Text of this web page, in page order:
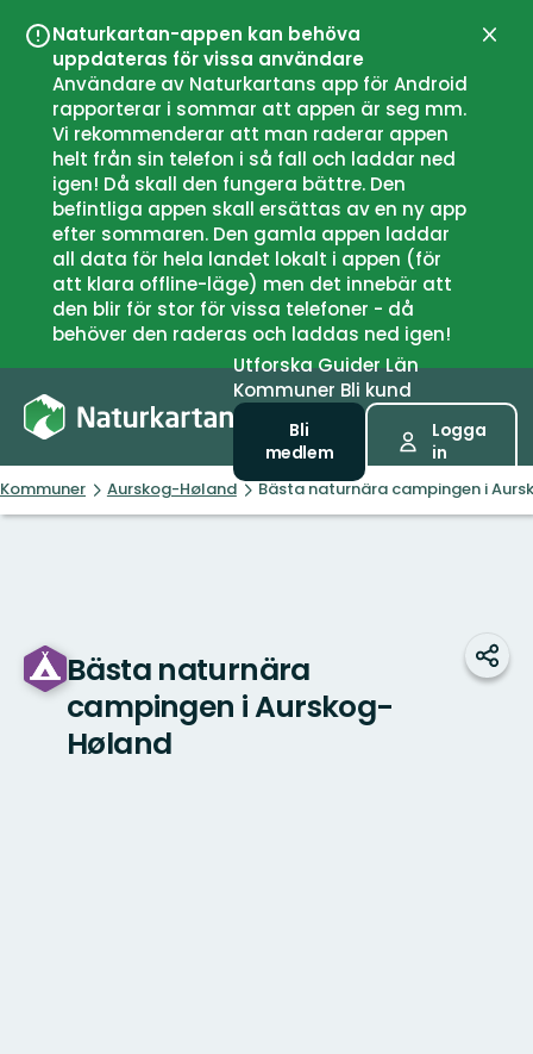
Naturkartan-appen kan behöva
uppdateras för vissa användare
Användare av Naturkartans app för Android
rapporterar i sommar att appen är seg mm.
Vi rekommenderar att man raderar appen
helt från sin telefon i så fall och laddar ned
igen! Då skall den fungera bättre. Den
befintliga appen skall ersättas av en ny app
efter sommaren. Den gamla appen laddar
all data för hela landet lokalt i appen (för
att klara offline-läge) men det innebär att
den blir för stor för vissa telefoner - då
behöver den raderas och laddas ned igen!
UtforskaGuiderLän
Kommuner Bli kund
Bli
medlem
Logga
in
Kommuner Aurskog-Høland Bästa naturnära campingen i
Bästa naturnära
campingen i Aurskog-
Høland
Dela